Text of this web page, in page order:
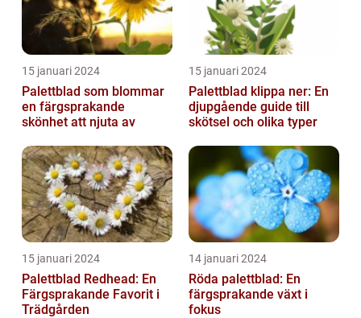
15 januari 2024
Palettblad som blommar
en färgsprakande
skönhet att njuta av
15 januari 2024
Palettblad klippa ner: En
djupgående guide till
skötsel och olika typer
15 januari 2024
Palettblad Redhead: En
Färgsprakande Favorit i
Trädgården
14 januari 2024
Röda palettblad: En
färgsprakande växt i
fokus